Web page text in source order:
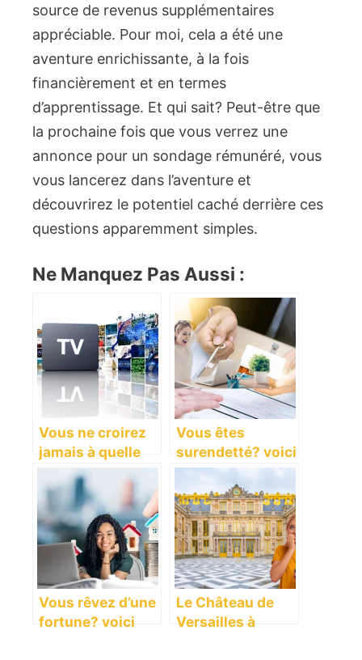
source de revenus supplémentaires
appréciable. Pour moi, cela a été une
aventure enrichissante, à la fois
financièrement et en termes
d’apprentissage. Et qui sait? Peut-être que
la prochaine fois que vous verrez une
annonce pour un sondage rémunéré, vous
vous lancerez dans l’aventure et
découvrirez le potentiel caché derrière ces
questions apparemment simples.
Ne Manquez Pas Aussi :
Vous ne croirez
jamais à quelle
vitesse le prix
des télévisions
s’effondre!
Vous êtes
surendetté? voici
comment ce prêt
a été accordé
malgré tout!
Vous rêvez d’une
fortune? voici
Le Château de
Versailles à